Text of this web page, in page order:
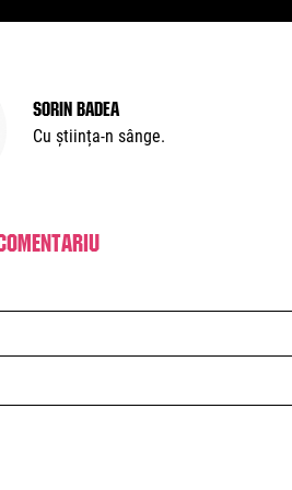
Sorin Badea
Cu știința-n sânge.